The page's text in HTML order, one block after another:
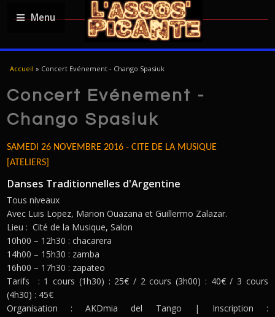
Menu
YOU ARE HERE
Accueil » Concert Evénement - Chango Spasiuk
Concert Evénement -
Chango Spasiuk
SAMEDI 26 NOVEMBRE 2016 - CITE DE LA MUSIQUE
[ATELIERS]
Danses Traditionnelles d'Argentine
Tous niveaux
Avec Luis Lopez, Marion Ouazana et Guillermo Zalazar.
Lieu : Cité de la Musique, Salon
10h00 – 12h30 : chacarera
14h00 – 15h30 : zamba
16h00 – 17h30 : zapateo
Tarifs : 1 cours (1h30) : 25€ / 2 cours (3h00) : 40€ / 3 cours
(4h30) : 45€
Organisation : AKDmia del Tango | Inscription :